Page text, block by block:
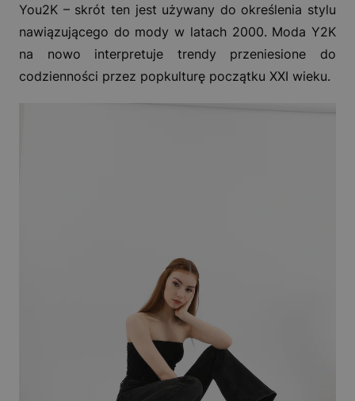
You2K – skrót ten jest używany do określenia stylu
nawiązującego do mody w latach 2000. Moda Y2K
na nowo interpretuje trendy przeniesione do
codzienności przez popkulturę początku XXI wieku.